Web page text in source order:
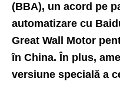
(BBA), un acord pe
automatizare cu
Great Wall Motor
în China. În plus,
versiune specială a